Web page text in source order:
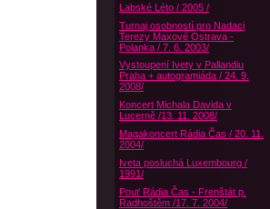
Labské Léto / 2005 /
Turnaj osobností pro Nadaci
Terezy Maxové Ostrava -
Polanka / 7. 6. 2003/
Vystoupení Ivety v Pallandiu
Praha + autogramiáda / 24. 9.
2008/
Koncert Michala Davida v
Lucerně /13. 11. 2008/
Magakoncert Rádia Čas / 20. 11.
2004/
Iveta posluchá Luxembourg /
1991/
Pouť Rádia Čas - Frenštát p.
Radhoštěm /17. 7. 2004/